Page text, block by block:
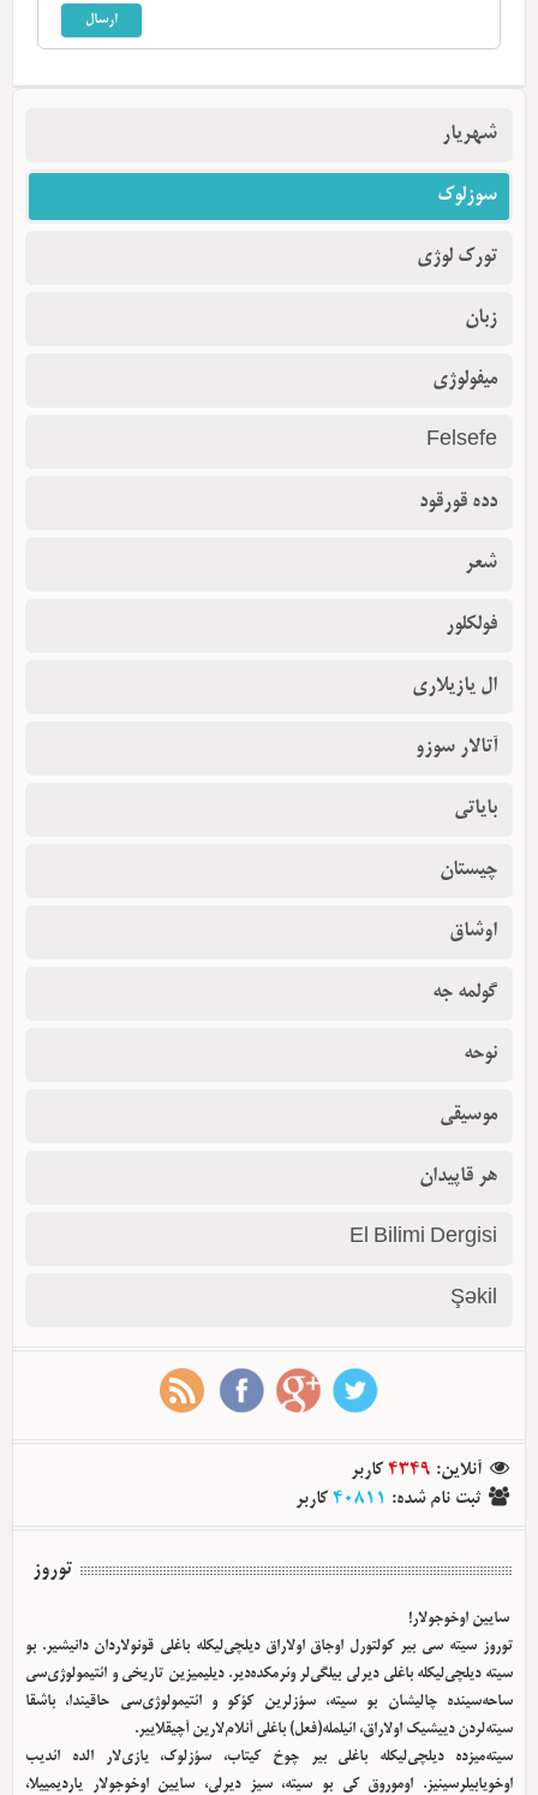
شهریار
سوزلوک
تورک لوژی
زبان
میفولوژی
Felsefe
دده قورقود
شعر
فولکلور
ال یازیلاری
آتالار سوزو
بایاتی
چیستان
اوشاق
گولمه جه
نوحه
موسیقی
هر قاپیدان
El Bilimi Dergisi
Şəkil
آنلاین:
4349 کاربر
ثبت نام شده:
40811 کاربر
توروز
سایین اوخوجولار!
توروز سیته سی بیر کولتورل اوجاق اولا‌راق دیلچی‌لیکله باغلی قونولاردان دانیشیر. بو
سیته دیلچی‌لیکله باغلی دیرلی بیلگی‌لر وئرمکده‌دیر. دیلیمیزین تاریخی و ائتیمولوژی‌سی
ساحه‌سینده چالیشان بو سیته، سؤزلرین کؤکو و ائتیمولوژی‌سی حاقیندا، باشقا
سیته‌لردن دییشیک اولا‌راق، ائیلمله(فعل) باغلی آنلام‌لارین آچیقلاییر.
سیته‌میزده دیلچی‌لیکله باغلی بیر چوخ کیتاب، سؤزلوک، یازی‌لار الده ائدیب
اوخویابیلرسینیز. اوموروق کی بو سیته، سیز دیرلی، سایین اوخوجولار یاردیمییلا،